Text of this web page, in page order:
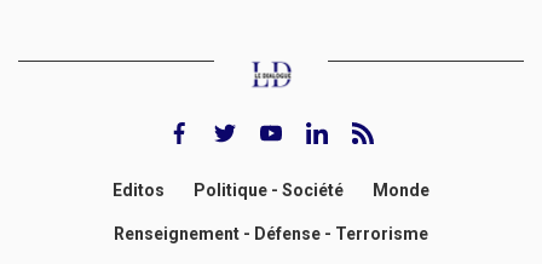
facebooktwitteryoutubeLinkedinrss feed
Editos Politique - Société Monde
Renseignement - Défense - Terrorisme